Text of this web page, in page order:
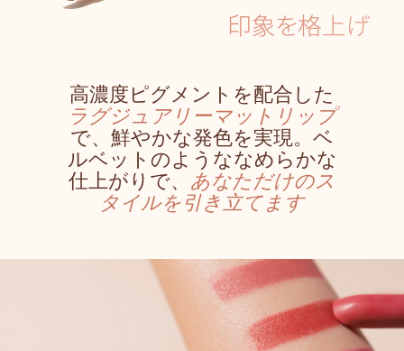
高濃度ピグメントを配合した
ラグジュアリーマットリップ
で、鮮やかな発色を実現。ベ
ルベットのようななめらかな
仕上がりで、 あなただけのス
タイルを引き立てます